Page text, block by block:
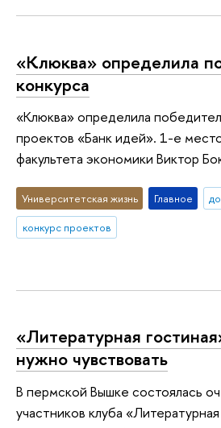
«Клюква» определила
конкурса
«Клюква» определила
проектов «Банк идей». 1-е
факультета экономики Виктор
Университетская жизнь Главное
конкурс проектов
«Литературная
нужно чувствовать
В пермской Вышке состоялась
участников клуба